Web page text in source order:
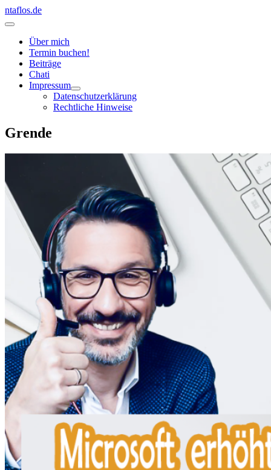
Zum
Inhalt
ntaflos.de
Hauptmenü
Über mich
Termin buchen!
Beiträge
Chati
Impressum
Datenschutzerklärung
Rechtliche Hinweise
Grende